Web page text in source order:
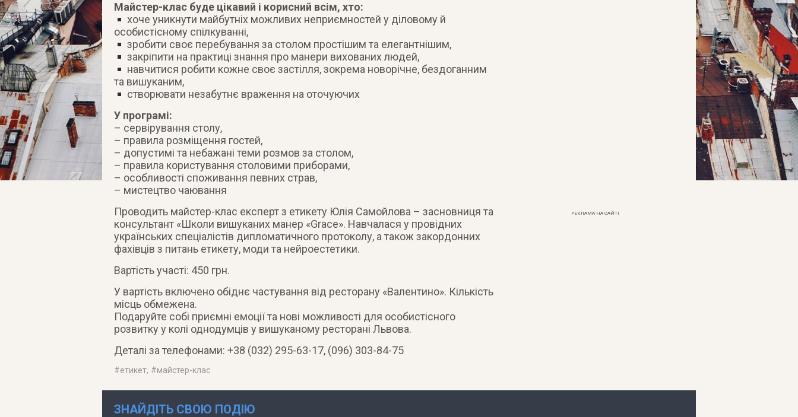
Майстер-клас буде цікавий і корисний всім, хто:
хоче уникнути майбутніх можливих неприємностей у діловому й
особистісному спілкуванні,
зробити своє перебування за столом простішим та елегантнішим,
закріпити на практиці знання про манери вихованих людей,
навчитися робити кожне своє застілля, зокрема новорічне, бездоганним
та вишуканим,
створювати незабутнє враження на оточуючих
У програмі:
– сервірування столу,
– правила розміщення гостей,
– допустимі та небажані теми розмов за столом,
– правила користування столовими приборами,
– особливості споживання певних страв,
– мистецтво чаювання
Проводить майстер-клас експерт з етикету Юлія Самойлова – засновниця та
консультант «Школи вишуканих манер «Grace». Навчалася у провідних
українських спеціалістів дипломатичного протоколу, а також закордонних
фахівців з питань етикету, моди та нейроестетики.
Вартість участі: 450 грн.
У вартість включено обіднє частування від ресторану «Валентино». Кількість
місць обмежена.
Подаруйте собі приємні емоції та нові можливості для особистісного
розвитку у колі однодумців у вишуканому ресторані Львова.
Деталі за телефонами: +38 (032) 295-63-17, (096) 303-84-75
#етикет, #майстер-клас
РЕКЛАМА НА САЙТІ
ЗНАЙДІТЬ СВОЮ ПОДІЮ